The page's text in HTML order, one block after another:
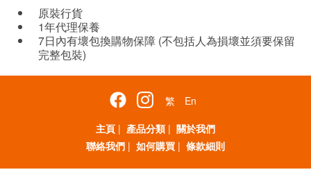
原裝行貨
1年代理保養
7日內有壞包換購物保障 (不包括人為損壞並須要保留
完整包裝)
繁
En
主頁 | 產品分類 | 關於我們
聯絡我們 | 如何購買 | 條款細則